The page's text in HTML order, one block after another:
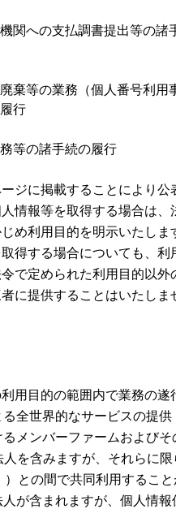
関への支払調書提出等の諸
棄等の業務（個人番号利用
行
等の諸手続の履行
ジに掲載することにより公
情報等を取得する場合は、
め利用目的を明示いたしま
得する場合についても、利
で定められた利用目的以外
に提供することはいたしま
用目的の範囲内で業務の遂
全世界的なサービスの提供
メンバーファームおよびそ
を含みますが、それらに限
）との間で共同利用すること
が含まれますが、個人情報